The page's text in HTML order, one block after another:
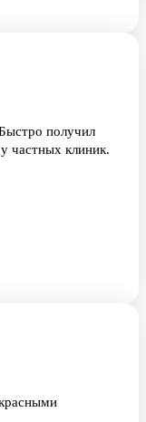
получил
частных клиник.